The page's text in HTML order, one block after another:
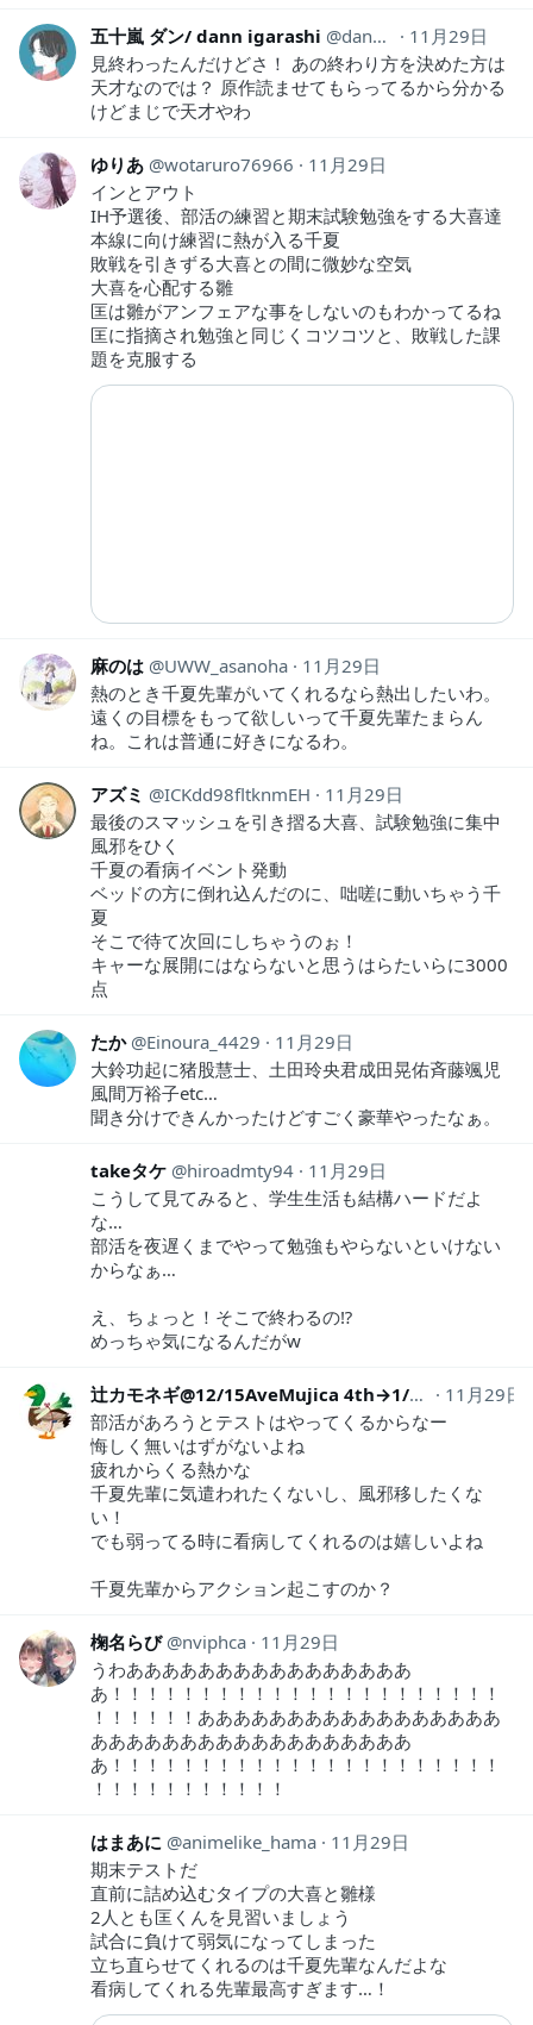
五十嵐 ダン/ dann igarashi dann_igarashi
11月29日
見終わったんだけどさ！ あの終わり方を決めた方は
天才なのでは？ 原作読ませてもらってるから分かる
けどまじで天才やわ
ゆりあ wotaruro76966
11月29日
インとアウト
IH予選後、部活の練習と期末試験勉強をする大喜達
本線に向け練習に熱が入る千夏
敗戦を引きずる大喜との間に微妙な空気
大喜を心配する雛
匡は雛がアンフェアな事をしないのもわかってるね
匡に指摘され勉強と同じくコツコツと、敗戦した課
題を克服する
麻のは UWW_asanoha
11月29日
熱のとき千夏先輩がいてくれるなら熱出したいわ。
遠くの目標をもって欲しいって千夏先輩たまらん
ね。これは普通に好きになるわ。
アズミ ICKdd98fltknmEH
11月29日
最後のスマッシュを引き摺る大喜、試験勉強に集中
風邪をひく
千夏の看病イベント発動
ベッドの方に倒れ込んだのに、咄嗟に動いちゃう千
夏
そこで待て次回にしちゃうのぉ！
キャーな展開にはならないと思うはらたいらに3000
点
たか Einoura_4429
11月29日
大鈴功起に猪股慧士、土田玲央君成田晃佑斉藤颯児
風間万裕子etc…
聞き分けできんかったけどすごく豪華やったなぁ。
takeタケ hiroadmty94
11月29日
こうして見てみると、学生生活も結構ハードだよ
な…
部活を夜遅くまでやって勉強もやらないといけない
からなぁ…
え、ちょっと！そこで終わるの⁉︎
めっちゃ気になるんだがw
辻カモネギ@12/15AveMujica 4th→1/25RAS Zepp Osaka
11月29日
部活があろうとテストはやってくるからなー
悔しく無いはずがないよね
疲れからくる熱かな
千夏先輩に気遣われたくないし、風邪移したくな
い！
でも弱ってる時に看病してくれるのは嬉しいよね
千夏先輩からアクション起こすのか？
椈名らび nviphca
11月29日
うわああああああああああああああああ
あ！！！！！！！！！！！！！！！！！！！！！！
！！！！！！あああああああああああああああああ
ああああああああああああああああああ
あ！！！！！！！！！！！！！！！！！！！！！！
！！！！！！！！！！！
はまあに animelike_hama
11月29日
期末テストだ
直前に詰め込むタイプの大喜と雛様
2人とも匡くんを見習いましょう
試合に負けて弱気になってしまった
立ち直らせてくれるのは千夏先輩なんだよな
看病してくれる先輩最高すぎます…！